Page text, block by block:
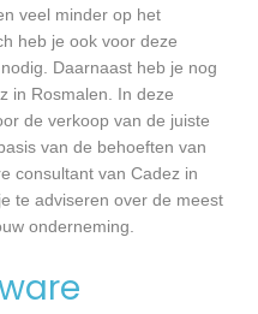
veel minder op het
heb je ook voor deze
Daarnaast heb je nog
in Rosmalen. In deze
de verkoop van de juiste
van de behoeften van
consultant van Cadez in
te adviseren over de meest
onderneming.